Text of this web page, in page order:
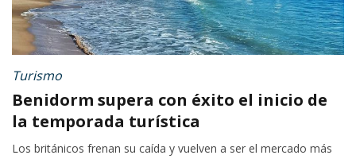
Turismo
Benidorm supera con éxito el inicio de
la temporada turística
Los británicos frenan su caída y vuelven a ser el mercado más